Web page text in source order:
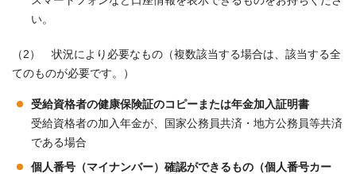
い。
（2） 状況により必要なもの（複数該当する場合は、該当する全
てのものが必要です。）
受給資格者の健康保険証のコピーまたは年金加入証明書
受給資格者の加入年金が、国家公務員共済・地方公務員等共済
である場合
個人番号（マイナンバー）確認ができるもの（個人番号カー